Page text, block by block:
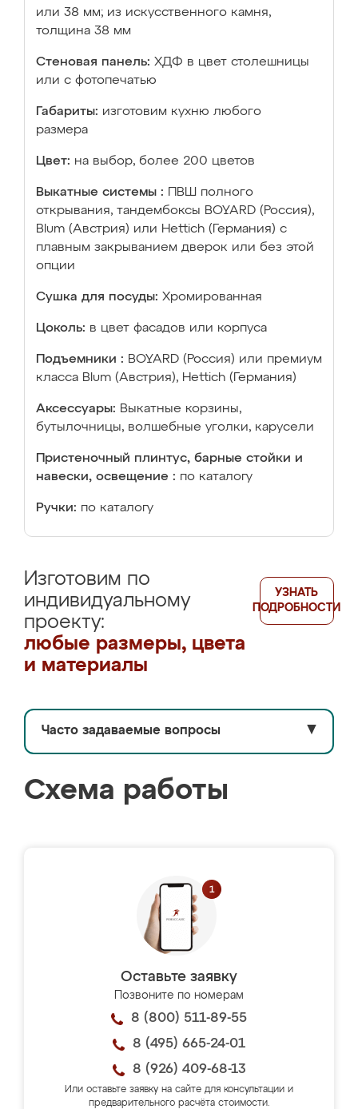
или 38 мм; из искусственного камня,
толщина 38 мм
Стеновая панель: ХДФ в цвет столешницы
или с фотопечатью
Габариты: изготовим кухню любого
размера
Цвет: на выбор, более 200 цветов
Выкатные системы :
ПВШ полного
открывания, тандембоксы BOYARD (Россия),
Blum (Австрия) или Hettich (Германия) с
плавным закрыванием дверок или без этой
опции
Сушка для посуды: Хромированная
Цоколь: в цвет фасадов или корпуса
Подъемники : BOYARD (Россия) или премиум
класса Blum (Австрия), Hettich (Германия)
Аксессуары: Выкатные корзины,
бутылочницы, волшебные уголки, карусели
Пристеночный плинтус, барные стойки и
навески, освещение : по каталогу
Ручки: по каталогу
Изготовим по
индивидуальному
проекту:
любые размеры, цвета
и материалы
УЗНАТЬ
ПОДРОБНОСТИ
Часто задаваемые вопросы ▼
Схема работы
Оставьте заявку
Позвоните по номерам
8 (800) 511-89-55
8 (495) 665-24-01
8 (926) 409-68-13
Или оставьте заявку на сайте для консультации и
предварительного расчёта стоимости.